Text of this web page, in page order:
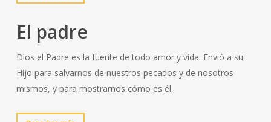
El padre
Dios el Padre es la fuente de todo amor y vida. Envió a su
Hijo para salvarnos de nuestros pecados y de nosotros
mismos, y para mostrarnos cómo es él.